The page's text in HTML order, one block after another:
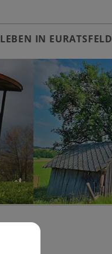
LEBEN IN EURATSFELD